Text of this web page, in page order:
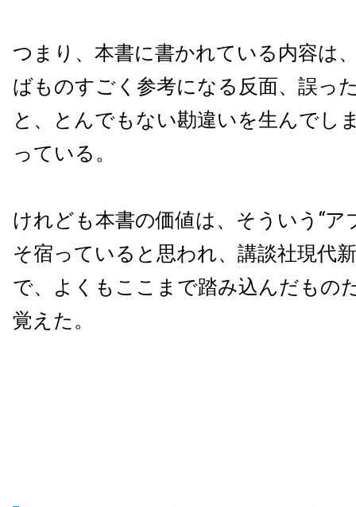
つまり、本書に書かれている内容は
ばものすごく参考になる反面、誤っ
と、とんでもない勘違いを生んでし
っている。
けれども本書の価値は、そういう“ア
そ宿っていると思われ、講談社現代
で、よくもここまで踏み込んだもの
覚えた。